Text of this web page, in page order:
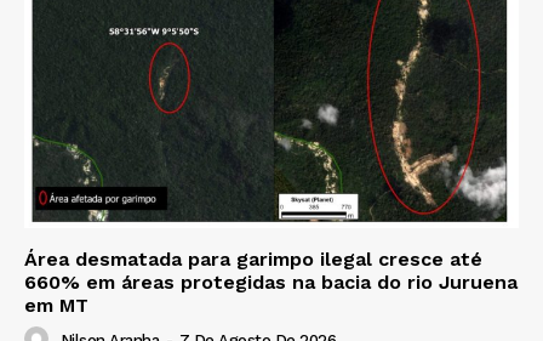
Área desmatada para garimpo ilegal cresce até
660% em áreas protegidas na bacia do rio Juruena
em MT